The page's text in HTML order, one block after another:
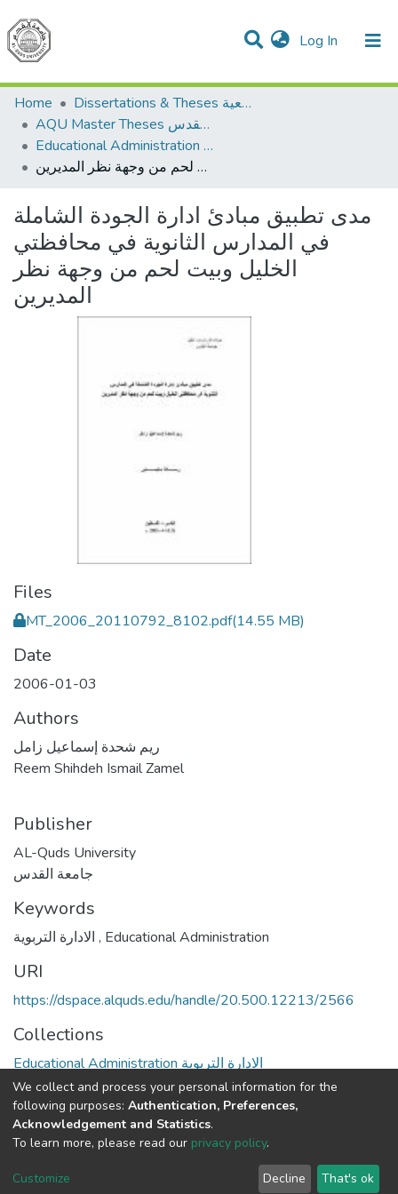
Log In (current)
Communities & Collections
All of DSpace
Home
Dissertations & Theses الرسائل الجامعية
AQU Master Theses الرسائل الجامعية الخاصة بجامعة القدس
Educational Administration الادارة التربوية
مدى تطبيق مبادئ ادارة الجودة الشاملة في المدارس الثانوية في محافظتي الخليل وبيت لحم من وجهة نظر المديرين
مدى تطبيق مبادئ ادارة الجودة الشاملة
في المدارس الثانوية في محافظتي
الخليل وبيت لحم من وجهة نظر
المديرين
Files
MT_2006_20110792_8102.pdf(14.55 MB)
Date
2006-01-03
Authors
ريم شحدة إسماعيل زامل
Reem Shihdeh Ismail Zamel
Publisher
AL-Quds University
جامعة القدس
Keywords
, Educational Administration
URI
https://dspace.alquds.edu/handle/20.500.12213/2566
Collections
Educational Administration الادارة التربوية
Full item page
Cookie
End User
Send
We collect and process your personal information for the
following purposes: Authentication, Preferences,
Acknowledgement and Statistics.
To learn more, please read our privacy policy.
Customize Decline That's ok